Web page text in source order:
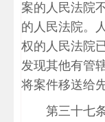
案的人民法院
的人民法院。
权的人民法院
发现其他有管
将案件移送给
第三十七